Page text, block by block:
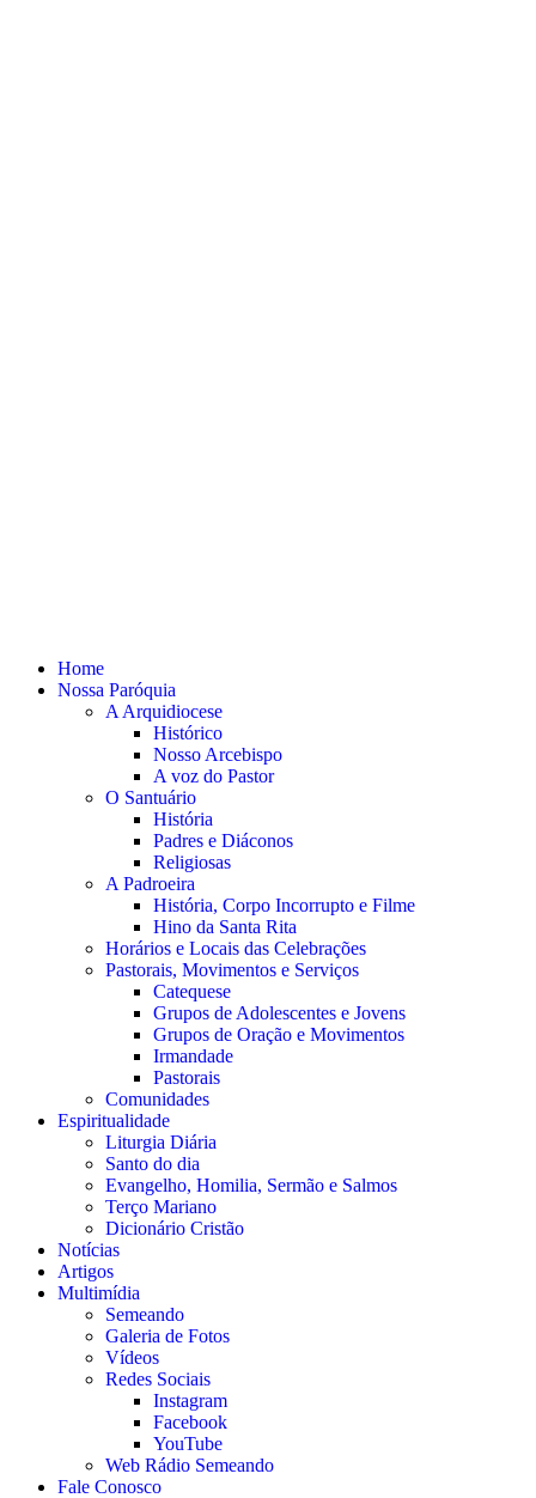
Home
Nossa Paróquia
A Arquidiocese
Histórico
Nosso Arcebispo
A voz do Pastor
O Santuário
História
Padres e Diáconos
Religiosas
A Padroeira
História, Corpo Incorrupto e Filme
Hino da Santa Rita
Horários e Locais das Celebrações
Pastorais, Movimentos e Serviços
Catequese
Grupos de Adolescentes e Jovens
Grupos de Oração e Movimentos
Irmandade
Pastorais
Comunidades
Espiritualidade
Liturgia Diária
Santo do dia
Evangelho, Homilia, Sermão e Salmos
Terço Mariano
Dicionário Cristão
Notícias
Artigos
Multimídia
Semeando
Galeria de Fotos
Vídeos
Redes Sociais
Instagram
Facebook
YouTube
Web Rádio Semeando
Fale Conosco